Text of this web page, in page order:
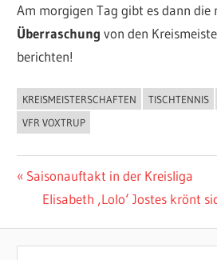
Am morgigen Tag gibt es dann die
Überraschung von den
berichten!
ALLGEMEIN
KREISMEISTERSCHAFTEN TISCHTENNIS
VFR VOXTRUP
Beitragsnavigation
Vorheriger
Beitrag:
Saisonauftakt in der Kreisliga
Nächster
Elisabeth ‚Lolo‘ Jostes krönt